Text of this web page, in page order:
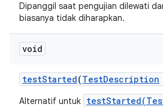
Dipanggil saat pengujian dilewati
biasanya tidak diharapkan.
void
testStarted(TestDescription
Alternatif untuk